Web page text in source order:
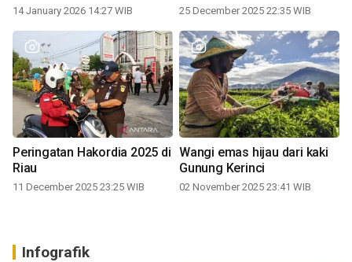
14 January 2026 14:27 WIB 25 December 2025 22:35 WIB
Peringatan Hakordia 2025 di
Riau
11 December 2025 23:25 WIB
Wangi emas hijau dari kaki
Gunung Kerinci
02 November 2025 23:41 WIB
Infografik